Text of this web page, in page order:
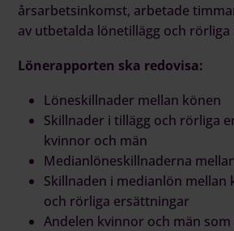
årsarbetsinkomst, arbetade
av utbetalda lönetillägg och rörliga
Lönerapporten ska redovisa:
Löneskillnader mellan könen
Skillnader i tillägg och rörliga
kvinnor och män
Medianlöneskillnaderna
Skillnaden i medianlön mellan
och rörliga ersättningar
Andelen kvinnor och män